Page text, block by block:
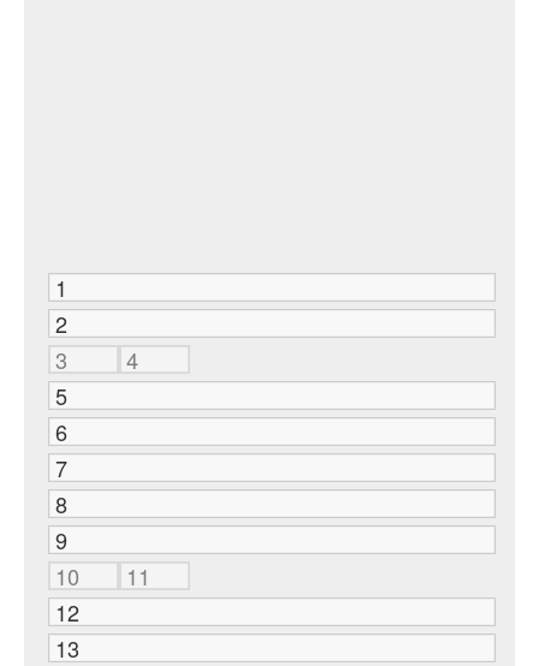
1
2
3
4
5
6
7
8
9
10
11
12
13